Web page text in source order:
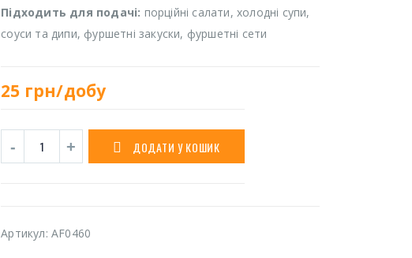
Підходить для подачі: порційні салати, холодні супи,
соуси та дипи, фуршетні закуски, фуршетні сети
25 грн/добу
ДОДАТИ У КОШИК
Артикул:AF0460